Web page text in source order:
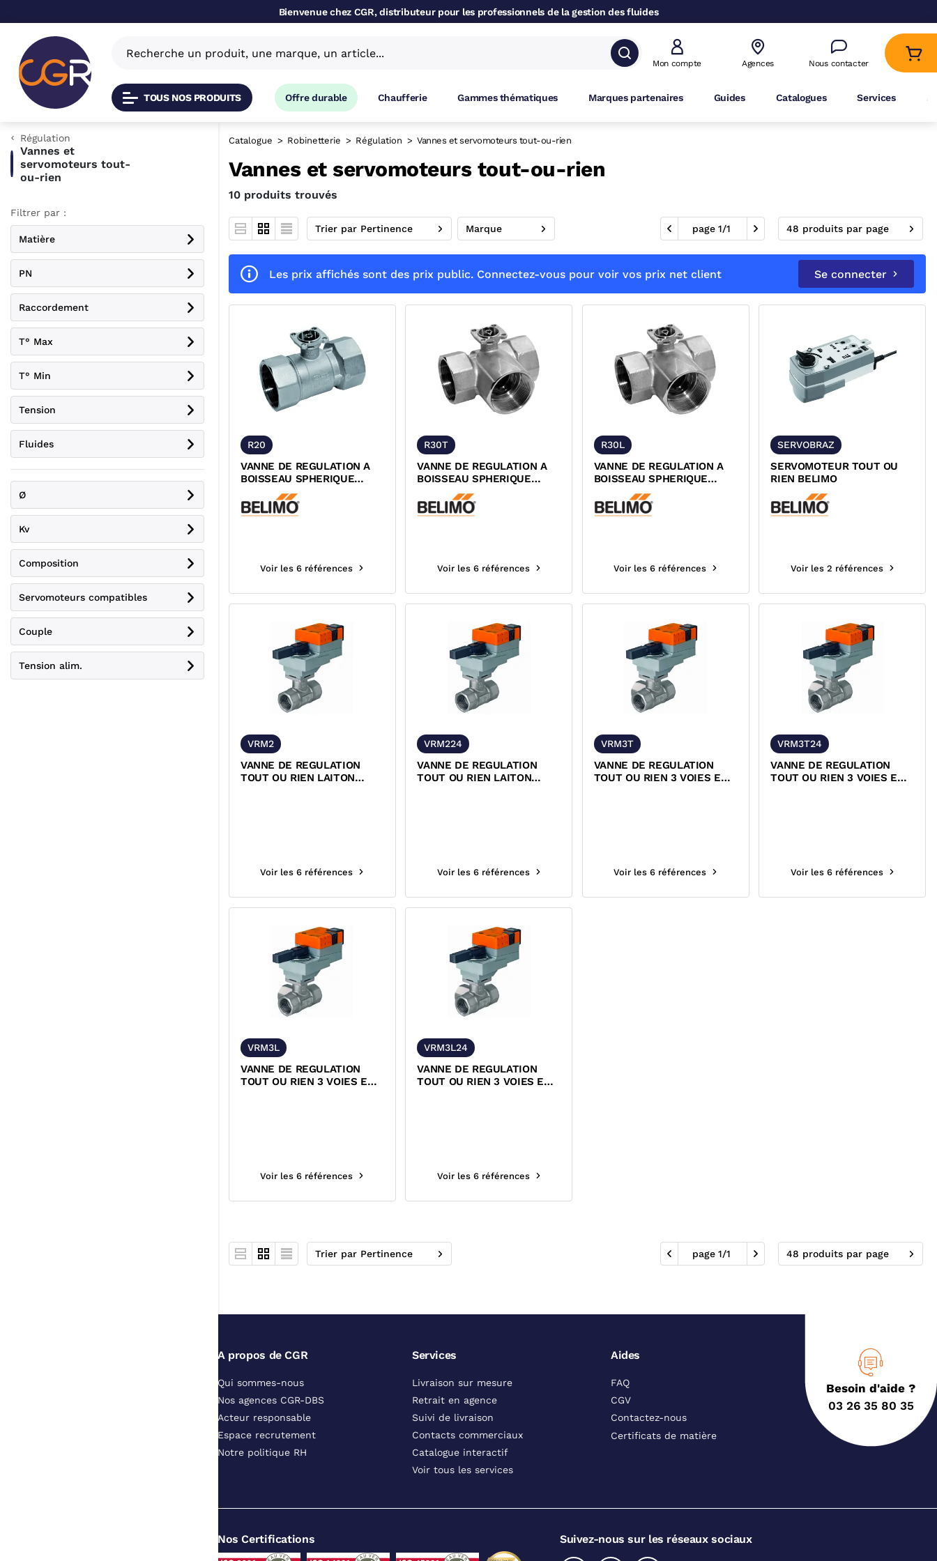
Bienvenue chez CGR, distributeur pour les professionnels de la gestion des fluides
Mon compte Agences Nous contacter
TOUS NOS PRODUITS Offre durable Chaufferie Gammes thématiques Marques partenaires Guides Catalogues Services
Catalogue Robinetterie Régulation Vannes et servomoteurs tout-ou-rien
Vannes et servomoteurs tout-ou-rien
10 produits trouvés
Trier par Pertinence Marque page 1/1 48 produits par page
Régulation
Vannes et
servomoteurs tout-
ou-rien
Filtrer par :
Matière
PN
Raccordement
T° Max
T° Min
Tension
Fluides
Ø
Kv
Composition
Servomoteurs compatibles
Couple
Tension alim.
Les prix affichés sont des prix public. Connectez-vous pour voir vos prix net client Se connecter
R20
VANNE DE REGULATION A
BOISSEAU SPHERIQUE
TOUT OU RIEN LAITON
TARAUDEE A MOTORISER
PN16 BELIMO
Voir les 6 références
R30T
VANNE DE REGULATION A
BOISSEAU SPHERIQUE
TOUT OU RIEN 3 VOIES EN
T LAITON TARAUDEE A
MOTORISER PN16 BELIMO
Voir les 6 références
R30L
VANNE DE REGULATION A
BOISSEAU SPHERIQUE
TOUT OU RIEN 3 VOIES EN L
LAITON TARAUDEE A
MOTORISER PN16 BELIMO
Voir les 6 références
SERVOBRAZ
SERVOMOTEUR TOUT OU
RIEN BELIMO
Voir les 2 références
VRM2
VANNE DE REGULATION
TOUT OU RIEN LAITON
Voir les 6 références
VRM224
VANNE DE REGULATION
TOUT OU RIEN LAITON
Voir les 6 références
VRM3T
VANNE DE REGULATION
TOUT OU RIEN 3 VOIES EN
Voir les 6 références
VRM3T24
VANNE DE REGULATION
TOUT OU RIEN 3 VOIES EN
Voir les 6 références
VRM3L
VANNE DE REGULATION
TOUT OU RIEN 3 VOIES EN L
Voir les 6 références
VRM3L24
VANNE DE REGULATION
TOUT OU RIEN 3 VOIES EN L
Voir les 6 références
Trier par Pertinence page 1/1 48 produits par page
Besoin d'aide ?
03 26 35 80 35
A propos de CGR
Qui sommes-nous
Nos agences CGR-DBS
Acteur responsable
Espace recrutement
Notre politique RH
Services
Livraison sur mesure
Retrait en agence
Suivi de livraison
Contacts commerciaux
Catalogue interactif
Voir tous les services
Aides
FAQ
CGV
Contactez-nous
Certificats de matière
Nos Certifications Suivez-nous sur les réseaux sociaux